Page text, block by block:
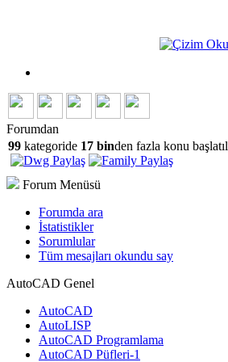
Forumdan
99 kategoride 17 binden fazla konu
Forum Menüsü
Forumda ara
İstatistikler
Sorumlular
Tüm mesajları okundu say
AutoCAD Genel
AutoCAD
AutoLISP
AutoCAD Programlama
AutoCAD Püfleri-1